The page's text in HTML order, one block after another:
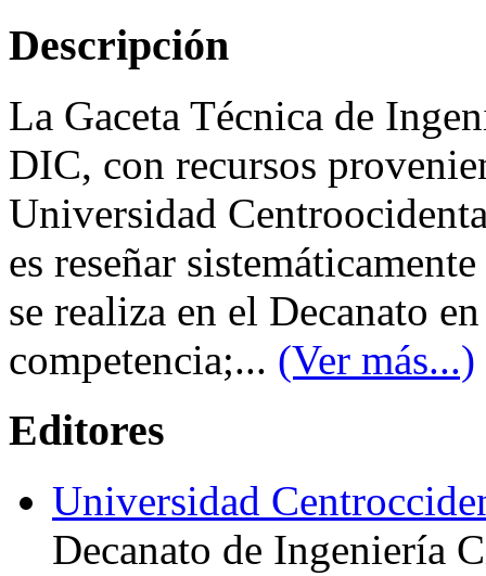
Descripción
La Gaceta Técnica de
DIC, con recursos
Universidad
es reseñar
se realiza en el Decanato
competencia;... (Ver más...)
Editores
Universidad
Decanato de Ingeniería